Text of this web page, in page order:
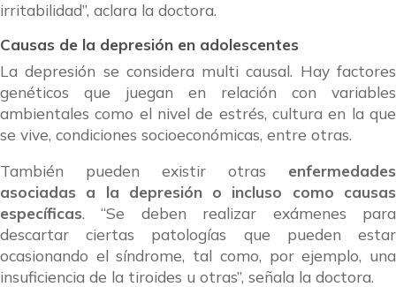
irritabilidad”, aclara la doctora.
Causas de la depresión en adolescentes
La depresión se considera multi causal. Hay factores
genéticos que juegan en relación con variables
ambientales como el nivel de estrés, cultura en la que
se vive, condiciones socioeconómicas, entre otras.
También pueden existir otras enfermedades
asociadas a la depresión o incluso como causas
específicas. “Se deben realizar exámenes para
descartar ciertas patologías que pueden estar
ocasionando el síndrome, tal como, por ejemplo, una
insuficiencia de la tiroides u otras”, señala la doctora.